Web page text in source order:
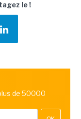
le !
de 50000